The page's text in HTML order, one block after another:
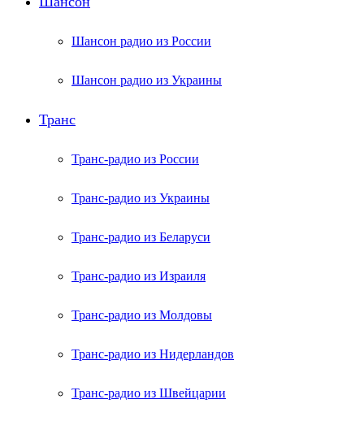
Шансон радио из России
Шансон радио из Украины
Транс
Транс-радио из России
Транс-радио из Украины
Транс-радио из Беларуси
Транс-радио из Израиля
Транс-радио из Молдовы
Транс-радио из Нидерландов
Транс-радио из Швейцарии